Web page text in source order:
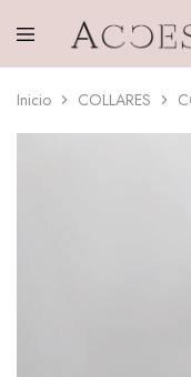
Inicio COLLARES